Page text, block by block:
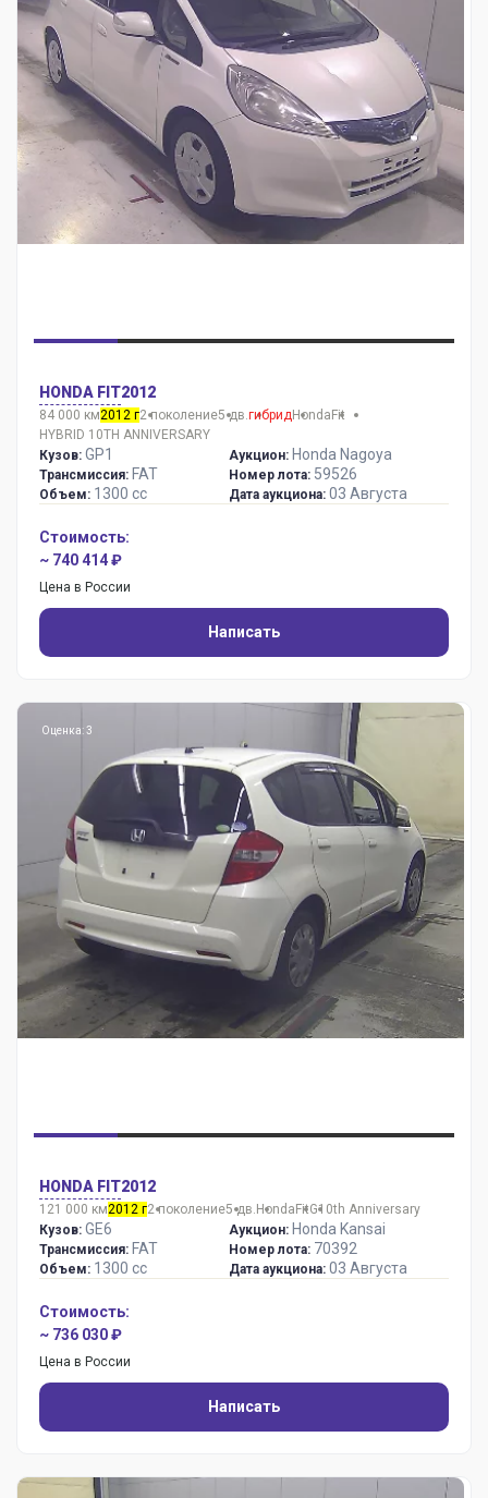
HONDA FIT2012
84 000 км2012 г2 поколение5 дв.гибридHonda Fit
HYBRID 10TH ANNIVERSARY
Кузов: GP1
Трансмиссия: FAT
Объем: 1300 сс
Аукцион: Honda Nagoya
Номер лота: 59526
Дата аукциона: 03 Августа
Стоимость:
~ 740 414 ₽
Цена в России
Написать
Оценка: 3
HONDA FIT2012
121 000 км2012 г2 поколение5 дв. Honda FitG10th Anniversary
Кузов: GE6
Трансмиссия: FAT
Объем: 1300 сс
Аукцион: Honda Kansai
Номер лота: 70392
Дата аукциона: 03 Августа
Стоимость:
~ 736 030 ₽
Цена в России
Написать